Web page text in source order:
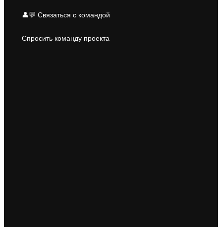
👤💬 Связаться с командой
Спросить команду проекта